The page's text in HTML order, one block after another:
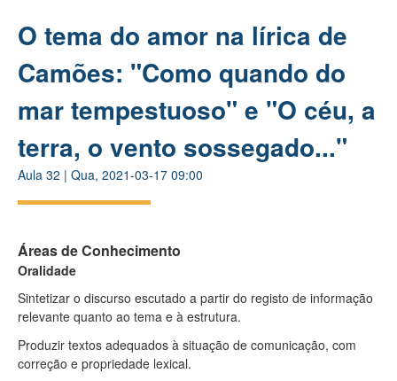
O tema do amor na lírica de
Camões: "Como quando do
mar tempestuoso" e "O céu, a
terra, o vento sossegado..."
Aula 32 | Qua, 2021-03-17 09:00
Áreas de Conhecimento
Oralidade
Sintetizar o discurso escutado a partir do registo de informação
relevante quanto ao tema e à estrutura.
Produzir textos adequados à situação de comunicação, com
correção e propriedade lexical.